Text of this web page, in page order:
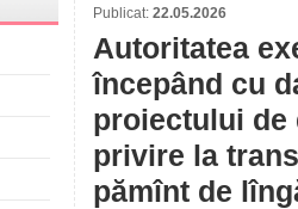
Publicat: 22.05.2026
Autoritatea
începând cu
proiectului de
privire la
pămînt de